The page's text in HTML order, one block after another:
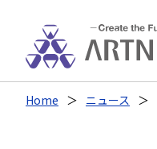
Home ニュース